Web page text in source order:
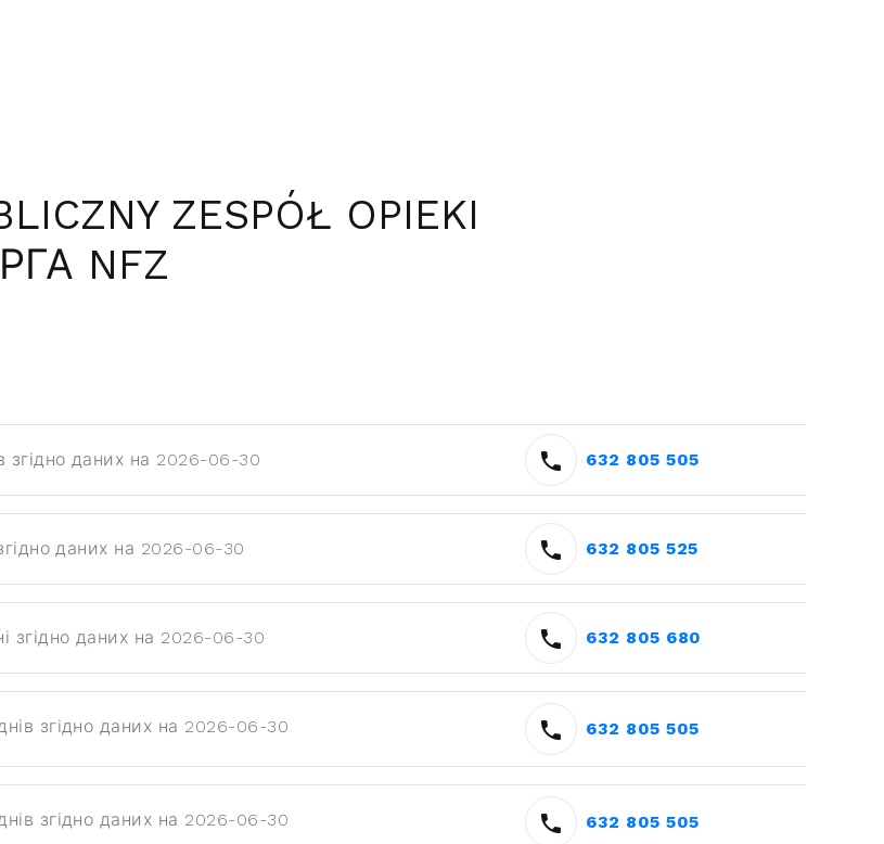
ZESPÓŁ OPIEKI
NFZ
згідно даних на 2026-06-30 632 805 505
даних на 2026-06-30 632 805 525
згідно даних на 2026-06-30 632 805 680
згідно даних на 2026-06-30 632 805 505
згідно даних на 2026-06-30 632 805 505